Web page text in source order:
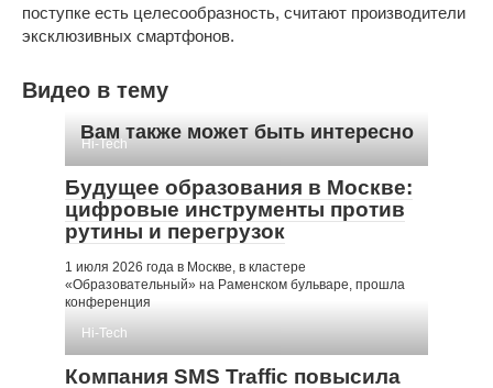
поступке есть целесообразность, считают производители
эксклюзивных смартфонов.
Видео в тему
Вам также может быть интересно
Hi-Tech
Будущее образования в Москве:
цифровые инструменты против
рутины и перегрузок
1 июля 2026 года в Москве, в кластере
«Образовательный» на Раменском бульваре, прошла
конференция
Hi-Tech
Компания SMS Traffic повысила